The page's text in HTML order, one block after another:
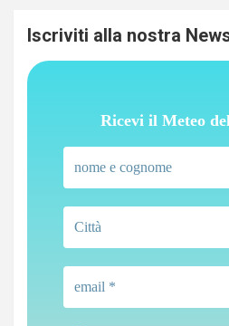
Iscriviti alla nostra
Ricevi il Meteo